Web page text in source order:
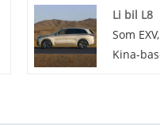
Li bil L8
Som
Kina-